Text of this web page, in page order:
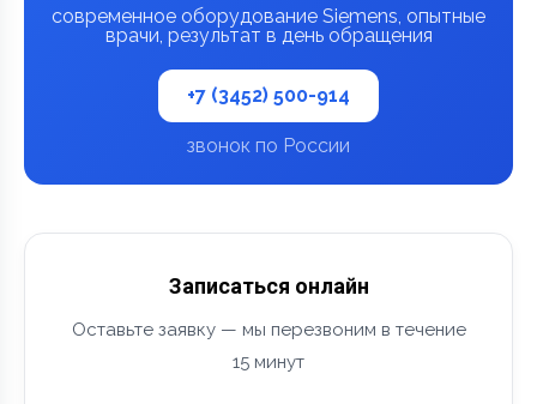
современное оборудование Siemens, опытные
врачи, результат в день обращения
+7 (3452) 500-914
звонок по России
Записаться онлайн
Оставьте заявку — мы перезвоним в течение
15 минут